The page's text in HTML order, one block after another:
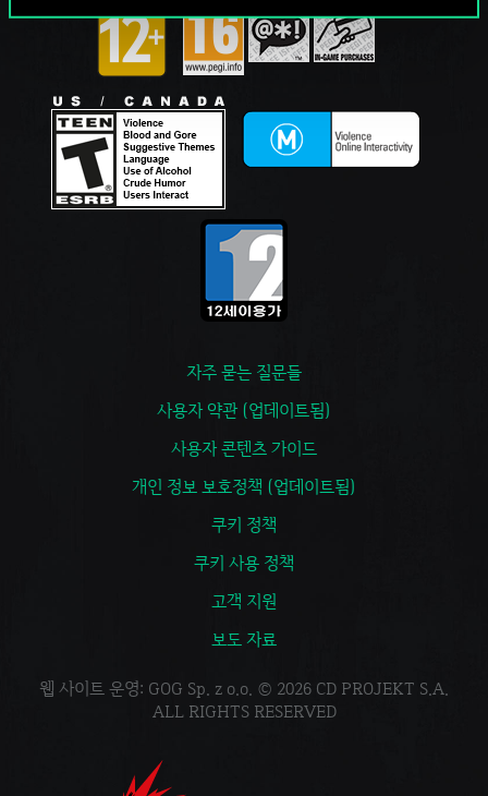
자주 묻는 질문들
사용자 약관 (업데이트됨)
사용자 콘텐츠 가이드
개인 정보 보호정책 (업데이트됨)
쿠키 정책
쿠키 사용 정책
고객 지원
보도 자료
웹 사이트 운영: GOG Sp. z o.o. © 2026 CD PROJEKT S.A.
ALL RIGHTS RESERVED